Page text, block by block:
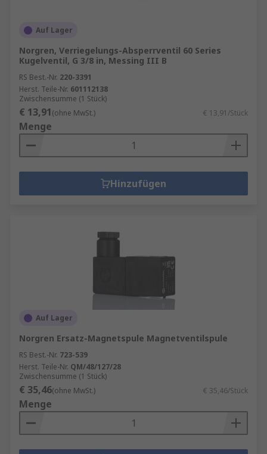
Auf Lager
Norgren, Verriegelungs-Absperrventil 60 Series
Kugelventil, G 3/8 in, Messing III B
RS Best.-Nr. 220-3391
Herst. Teile-Nr. 601112138
Zwischensumme (1 Stück)
€ 13,91(ohne MwSt.) € 13,91/Stück
Menge
Hinzufügen
Auf Lager
Norgren Ersatz-Magnetspule Magnetventilspule
RS Best.-Nr. 723-539
Herst. Teile-Nr. QM/48/127/28
Zwischensumme (1 Stück)
€ 35,46(ohne MwSt.) € 35,46/Stück
Menge